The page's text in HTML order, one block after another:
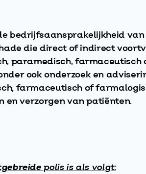
bedrijfsaansprakelijkheid
die direct of indirect
paramedisch,
ook onderzoek en
farmaceutisch of
en verzorgen van patiënten.
polis is als volgt: